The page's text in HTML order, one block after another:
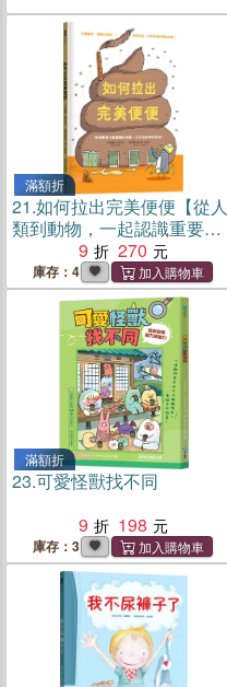
滿額折
21.如何拉出完美便便【從人
類到動物，一起認識重要又
有趣的便便知識！】
9 270
庫存：4
滿額折
23.可愛怪獸找不同
9
198
庫存：3